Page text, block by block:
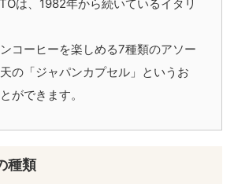
は、1982年から続いているイタリ
コーヒーを楽しめる7種類のアソー
の「ジャパンカプセル」というお
ができます。
種類